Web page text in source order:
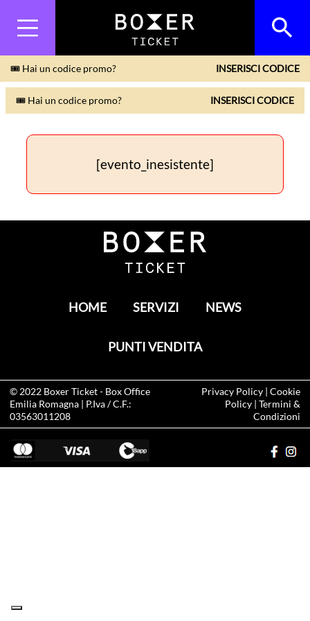
🎟 Hai un codice promo? INSERISCI CODICE
🎟 Hai un codice promo? INSERISCI CODICE
[evento_inesistente]
HOME SERVIZI NEWS
PUNTI VENDITA
© 2022 Boxer Ticket- Box Office
Emilia Romagna | P.Iva / C.F.:
03563011208
Privacy Policy| Cookie
Policy| Termini &
Condizioni